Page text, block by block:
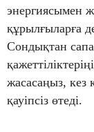
энергиясымен
құрылғыларға
Сондықтан
жасасаңыз, кез
қауіпсіз өтеді.